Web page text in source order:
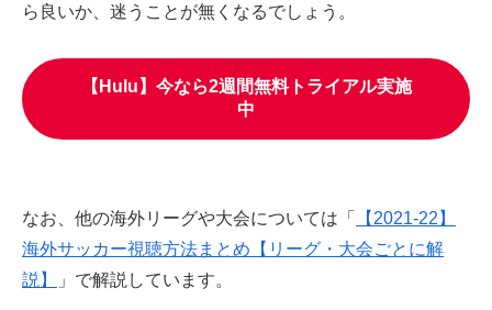
ら良いか、迷うことが無くなるでしょう。
【Hulu】今なら2週間無料トライアル実施
中
なお、他の海外リーグや大会については「
【2021-22】
海外サッカー視聴方法まとめ【リーグ・大会ごとに解
説】
」で解説しています。